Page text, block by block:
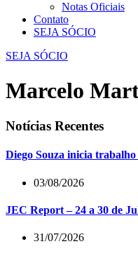
Notas Oficiais
Contato
SEJA SÓCIO
SEJA SÓCIO
Marcelo
Notícias Recentes
Diego Souza inicia
03/08/2026
JEC Report – 24 a 30 de
31/07/2026